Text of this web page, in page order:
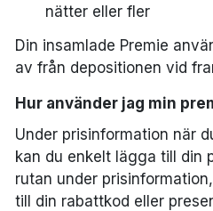
nätter eller fler
Din insamlade Premie
av från depositionen vid
Hur använder jag min
Under prisinformation när
kan du enkelt lägga till din
rutan under
till din rabattkod eller